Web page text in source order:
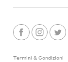
Termini & Condizioni